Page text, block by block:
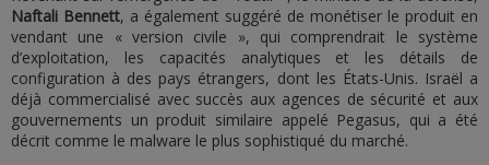
Naftali Bennett, a également suggéré de monétiser le produit en
vendant une « version civile », qui comprendrait le système
d’exploitation, les capacités analytiques et les détails de
configuration à des pays étrangers, dont les États-Unis. Israël a
déjà commercialisé avec succès aux agences de sécurité et aux
gouvernements un produit similaire appelé Pegasus, qui a été
décrit comme le malware le plus sophistiqué du marché.